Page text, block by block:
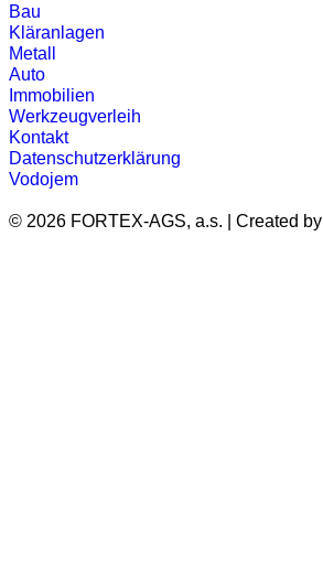
Bau
Kläranlagen
Metall
Auto
Immobilien
Werkzeugverleih
Kontakt
Datenschutzerklärung
Vodojem
© 2026 FORTEX-AGS, a.s. | Created by